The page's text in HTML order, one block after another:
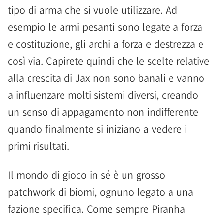
tipo di arma che si vuole utilizzare. Ad
esempio le armi pesanti sono legate a forza
e costituzione, gli archi a forza e destrezza e
così via. Capirete quindi che le scelte relative
alla crescita di Jax non sono banali e vanno
a influenzare molti sistemi diversi, creando
un senso di appagamento non indifferente
quando finalmente si iniziano a vedere i
primi risultati.
Il mondo di gioco in sé è un grosso
patchwork di biomi, ognuno legato a una
fazione specifica. Come sempre Piranha